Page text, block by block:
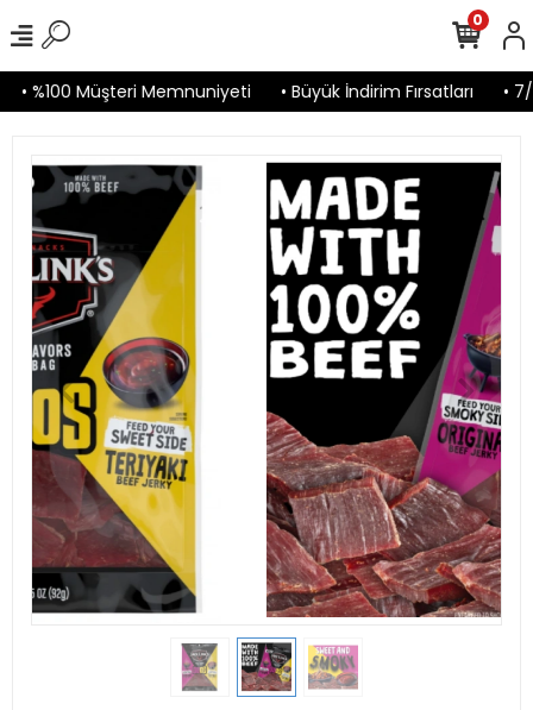
• %100 Müşteri Memnuniyeti • Büyük İndirim Fırsatları •
0